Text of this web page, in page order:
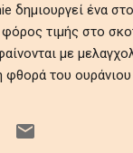
δημιουργεί ένα
τιμής στο
με
του
ρέκβιεμ